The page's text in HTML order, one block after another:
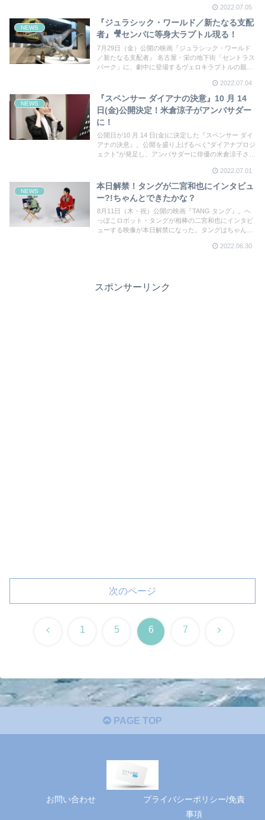
2022.07.05
NEWS
『ジュラシック・ワールド／新たなる支配
者』🎥センパに等身大ラプトル現る！
7月29日（金）公開の映画『ジュラシック・ワールド
／新たなる支配者』 名古屋・栄の地下街「セントラス
パーク」に、劇中に登場するヴェロキラプトルの親子
2022.07.04
NEWS
『スペンサー ダイアナの決意』10 月 14
日(金)公開決定！米倉涼子がアンバサダー
に！
公開日が10 月 14 日(金)に決定した『スペンサー ダイ
アナの決意』。公開を盛り上げるべく“ダイアナプロジ
ェクト”が発足し、アンバサダーに俳優の米倉涼子さん
2022.07.01
NEWS
本日解禁！タングが二宮和也にインタビュ
ー?!ちゃんとできたかな？
8月11日（木・祝）公開の映画『TANG タング』。へ
っぽこロボット・タングが相棒の二宮和也にインタビ
ューする映像が本日解禁になった。タングはちゃんと
2022.06.30
スポンサーリンク
次のページ
前 1 5 6 7 次
PAGE TOP
お問い合わせ
プライバシーポリシー/免責
事項